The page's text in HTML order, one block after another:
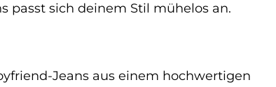
passt sich deinem Stil mühelos an.
Jeans aus einem hochwertigen